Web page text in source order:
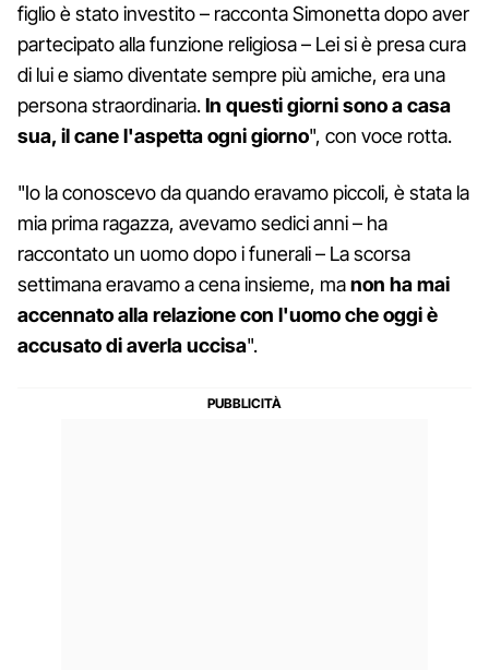
figlio è stato investito – racconta Simonetta dopo aver
partecipato alla funzione religiosa – Lei si è presa cura
di lui e siamo diventate sempre più amiche, era una
persona straordinaria.In questi giorni sono a casa
sua, il cane l'aspetta ogni giorno", con voce rotta.
"Io la conoscevo da quando eravamo piccoli, è stata la
mia prima ragazza, avevamo sedici anni – ha
raccontato un uomo dopo i funerali – La scorsa
settimana eravamo a cena insieme, manon ha mai
accennato alla relazione con l'uomo che oggi è
accusato di averla uccisa".